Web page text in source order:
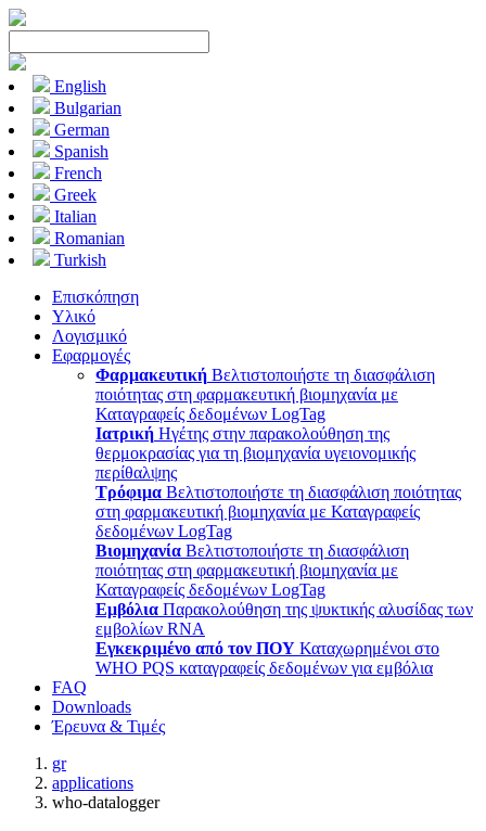
English
Bulgarian
German
Spanish
French
Greek
Italian
Romanian
Turkish
Επισκόπηση
Υλικό
Λογισμικό
Εφαρμογές
Φαρμακευτική Βελτιστοποιήστε τη διασφάλιση
ποιότητας στη φαρμακευτική βιομηχανία με
Καταγραφείς δεδομένων LogTag
Ιατρική Ηγέτης στην παρακολούθηση της
θερμοκρασίας για τη βιομηχανία υγειονομικής
περίθαλψης
Τρόφιμα Βελτιστοποιήστε τη διασφάλιση ποιότητας
στη φαρμακευτική βιομηχανία με Καταγραφείς
δεδομένων LogTag
Βιομηχανία Βελτιστοποιήστε τη διασφάλιση
ποιότητας στη φαρμακευτική βιομηχανία με
Καταγραφείς δεδομένων LogTag
Εμβόλια Παρακολούθηση της ψυκτικής αλυσίδας των
εμβολίων RNA
Εγκεκριμένο από τον ΠΟΥ Καταχωρημένοι στο
WHO PQS καταγραφείς δεδομένων για εμβόλια
FAQ
Downloads
Έρευνα & Τιμές
gr
applications
who-datalogger